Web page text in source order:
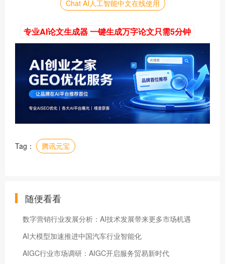
Chat AI人工智能中文在线使用
专业AI论文生成器 一键生成万字论文只需5分钟
Tag： 腾讯元宝
随便看看
数字营销行业发展分析：AI技术发展带来更多市场机遇
AI大模型加速推进中国汽车行业智能化
AIGC行业市场调研：AIGC开启服务贸易新时代